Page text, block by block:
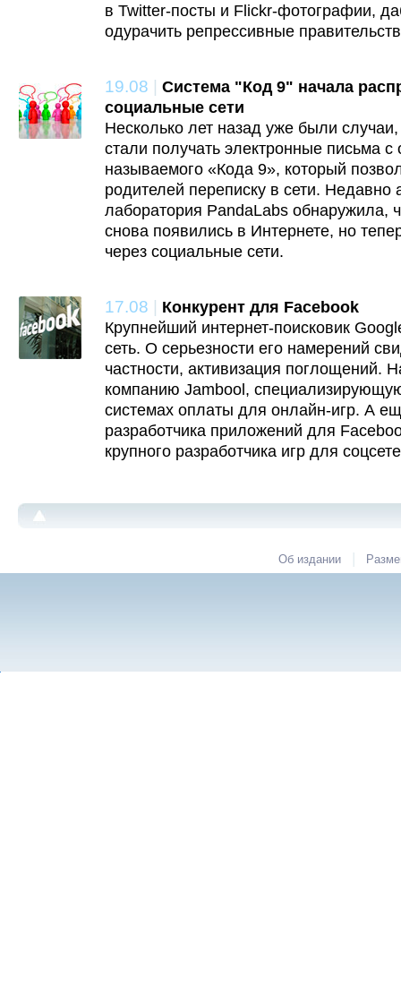
в Twitter-посты и Flickr-фотографии,
одурачить репрессивные
19.08 | Система "Код 9" начала
социальные сети
Несколько лет назад уже были случаи,
стали получать электронные письма с
называемого «Кода 9», который
родителей переписку в сети. Недавно
лаборатория PandaLabs обнаружила,
снова появились в Интернете, но
через социальные сети.
17.08 | Конкурент для Facebook
Крупнейший интернет-поисковик
сеть. О серьезности его намерений
частности, активизация поглощений.
компанию Jambool,
системах оплаты для онлайн-игр. А
разработчика приложений для
крупного разработчика игр для
Об издании |